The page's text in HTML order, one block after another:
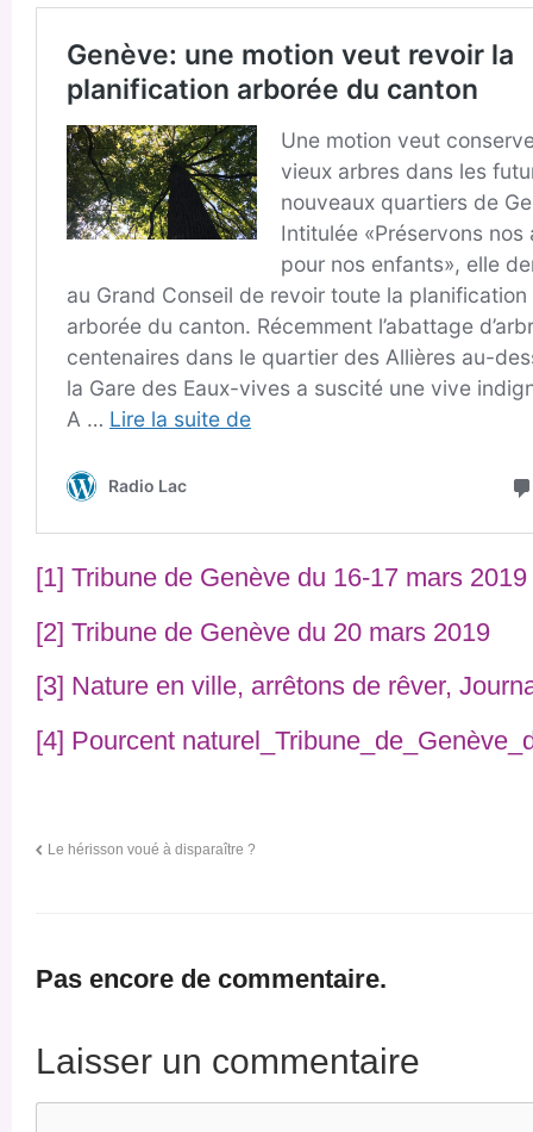
[1] Tribune de Genève du 16-17 mars 2019
[2] Tribune de Genève du 20 mars 2019
[3] Nature en ville, arrêtons de rêver,
[4] Pourcent
Le hérisson voué à disparaître ?
Pas encore de commentaire.
Laisser un commentaire